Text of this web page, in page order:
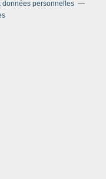
données personnelles